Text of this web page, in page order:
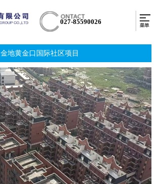
027-85590026
金地黄金口国际社区项目